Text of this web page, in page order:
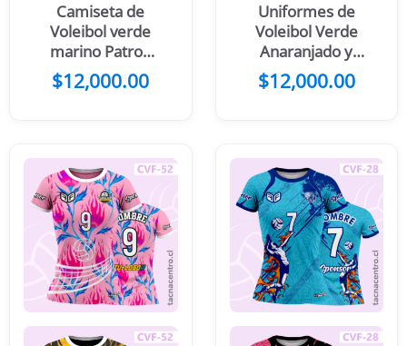
Camiseta de
Voleibol verde
marino Patron
hexágonos
blancos
$12,000.00
Uniformes de
Voleibol Verde
Anaranjado y
blanco con
franjas
$12,000.00